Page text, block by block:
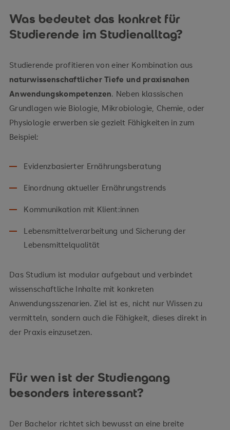
Was bedeutet das konkret für
Studierende im Studienalltag?
Studierende profitieren von einer Kombination aus
naturwissenschaftlicher Tiefe und praxisnahen
Anwendungskompetenzen. Neben klassischen
Grundlagen wie Biologie, Mikrobiologie, Chemie, oder
Physiologie erwerben sie gezielt Fähigkeiten in zum
Beispiel:
Evidenzbasierter Ernährungsberatung
Einordnung aktueller Ernährungstrends
Kommunikation mit Klient:innen
Lebensmittelverarbeitung und Sicherung der
Lebensmittelqualität
Das Studium ist modular aufgebaut und verbindet
wissenschaftliche Inhalte mit konkreten
Anwendungsszenarien. Ziel ist es, nicht nur Wissen zu
vermitteln, sondern auch die Fähigkeit, dieses direkt in
der Praxis einzusetzen.
Für wen ist der Studiengang
besonders interessant?
Der Bachelor richtet sich bewusst an eine breite